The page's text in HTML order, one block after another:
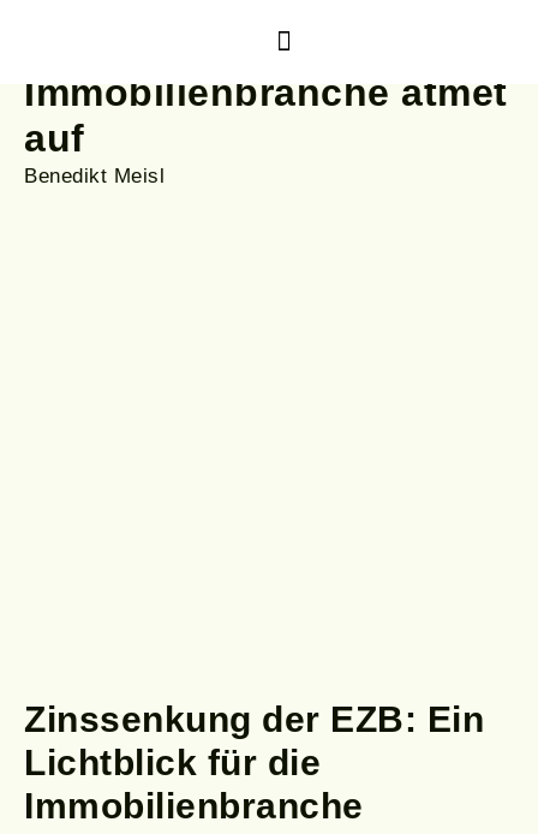
Zinsen sinken weiter –
Immobilienbranche atmet
auf
Benedikt Meisl
Zinssenkung der EZB: Ein
Lichtblick für die
Immobilienbranche